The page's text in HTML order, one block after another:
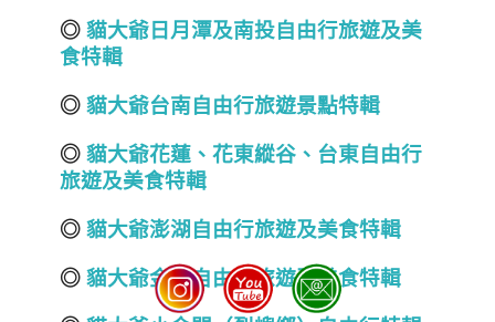
◎ 貓大爺日月潭及南投自由行旅遊及美
食特輯
◎ 貓大爺台南自由行旅遊景點特輯
◎ 貓大爺花蓮 、 花東縱谷、台東自由行
旅遊及美食特輯
◎ 貓大爺澎湖自由行旅遊及美食特輯
◎ 貓大爺金門自由行旅遊及美食特輯